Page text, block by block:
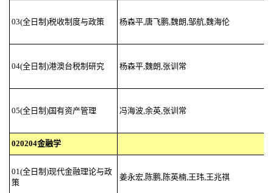
03(全日制)税收制度与政策 杨森平,唐飞鹏,魏朗,邹航,魏海伦
04(全日制)港澳台税制研究 杨森平,魏朗,张训常
05(全日制)国有资产管理 冯海波,余英,张训常
020204金融学
01(全日制)现代金融理论与政
策
姜永宏,陈鹏,陈英楠,王玮,王兆祺